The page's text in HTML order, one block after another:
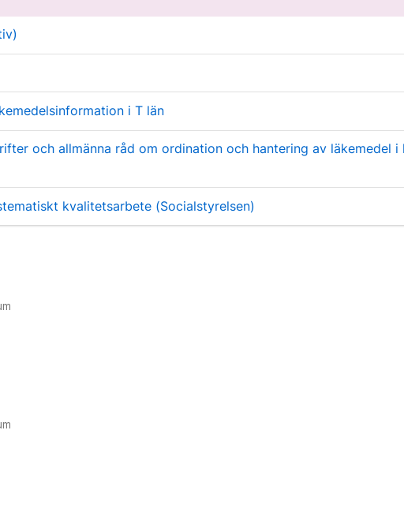
i T län
och allmänna råd om ordination och hantering av läkemedel i
kvalitetsarbete (Socialstyrelsen)